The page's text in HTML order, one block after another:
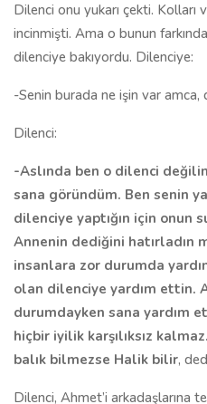
Dilenci onu yukarı çekti. Kolları
incinmişti. Ama o bunun
dilenciye bakıyordu. Dilenciye:
-Senin burada ne işin var amca,
Dilenci:
-Aslında ben o dilenci
sana göründüm. Ben senin
dilenciye yaptığın için onun
Annenin dediğini hatırladın
insanlara zor durumda
olan dilenciye yardım ettin.
durumdayken sana yardım
hiçbir iyilik karşılıksız
balık bilmezse Halik bilir,
Dilenci, Ahmet’i arkadaşlarına